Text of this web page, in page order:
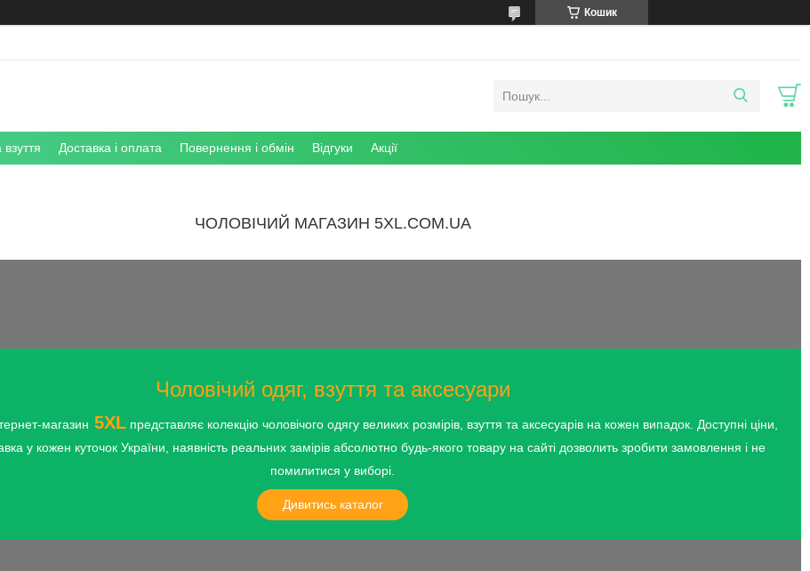
Кошик
Доставка і оплата Повернення і обмін Відгуки Акції
ЧОЛОВІЧИЙ МАГАЗИН 5XL.COM.UA
Чоловічий одяг, взуття та аксесуари
магазин 5XLпредставляє колекцію чоловічого одягу великих розмірів, взуття та аксесуарів на кожен випадок. Доступні ціни,
у кожен куточок України, наявність реальних замірів абсолютно будь-якого товару на сайті дозволить зробити замовлення і не
помилитися у виборі.
Дивитись каталог